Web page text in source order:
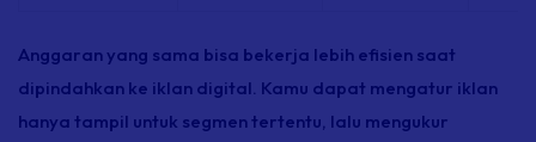
Anggaran yang sama bisa bekerja lebih efisien saat
dipindahkan ke iklan digital. Kamu dapat mengatur iklan
hanya tampil untuk segmen tertentu, lalu mengukur